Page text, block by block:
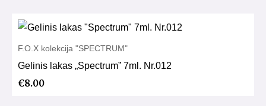
F.O.X kolekcija "SPECTRUM"
Gelinis lakas „Spectrum” 7ml. Nr.012
€8.00